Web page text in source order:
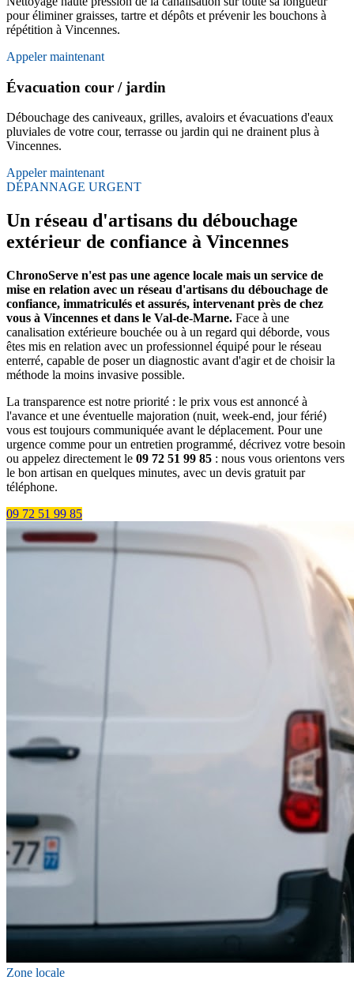
pour éliminer graisses, tartre et dépôts et prévenir les bouchons à
répétition à Vincennes.
Appeler maintenant
Évacuation cour / jardin
Débouchage des caniveaux, grilles, avaloirs et évacuations d'eaux
pluviales de votre cour, terrasse ou jardin qui ne drainent plus à
Vincennes.
Appeler maintenant
DÉPANNAGE URGENT
Un réseau d'artisans du débouchage
extérieur de confiance à Vincennes
ChronoServe n'est pas une agence locale mais un service de
mise en relation avec un réseau d'artisans du débouchage de
confiance, immatriculés et assurés, intervenant près de chez
vous à Vincennes et dans le Val-de-Marne. Face à une
canalisation extérieure bouchée ou à un regard qui déborde, vous
êtes mis en relation avec un professionnel équipé pour le réseau
enterré, capable de poser un diagnostic avant d'agir et de choisir la
méthode la moins invasive possible.
La transparence est notre priorité : le prix vous est annoncé à
l'avance et une éventuelle majoration (nuit, week-end, jour férié)
vous est toujours communiquée avant le déplacement. Pour une
urgence comme pour un entretien programmé, décrivez votre besoin
ou appelez directement le 09 72 51 99 85 : nous vous orientons vers
le bon artisan en quelques minutes, avec un devis gratuit par
téléphone.
09 72 51 99 85
Zone locale